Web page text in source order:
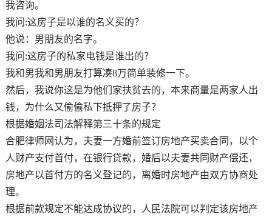
我咨询。
我问:这房子是以谁的名义买的？
他说：男朋友的名字。
我问:这房子的私家电钱是谁出的？
我和男我和男朋友打算凑8万简单装修一下。
然后，我说你这是为他们家扶贫去的，本来商量是两家人出
钱，为什么又偷偷私下抵押了房子？
根据婚姻法司法解释第三十条的规定
合肥律师网认为，夫妻一方婚前签订房地产买卖合同，以个
人财产支付首付，在银行贷款，婚后以夫妻共同财产偿还，
房地产以首付方的名义登记的，离婚时房地产由双方协商处
理。
根据前款规定不能达成协议的，人民法院可以判定该房地产